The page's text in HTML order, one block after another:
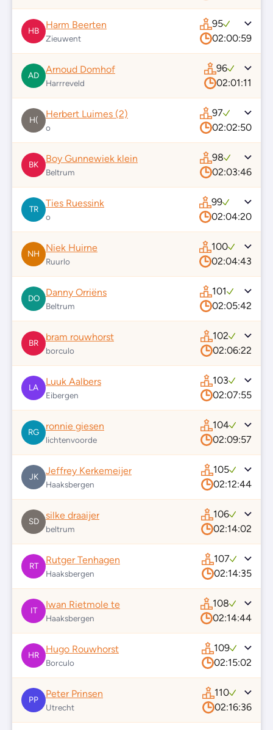
HB
Harm Beerten
Zieuwent
95
02:00:59
AD
Arnoud Domhof
Harrreveld
96
02:01:11
H(
Herbert Luimes (2)
o
97
02:02:50
BK
Boy Gunnewiek klein
Beltrum
98
02:03:46
TR
Ties Ruessink
o
99
02:04:20
NH
Niek Huirne
Ruurlo
100
02:04:43
DO
Danny Orriëns
Beltrum
101
02:05:42
BR
bram rouwhorst
borculo
102
02:06:22
LA
Luuk Aalbers
Eibergen
103
02:07:55
RG
ronnie giesen
lichtenvoorde
104
02:09:57
JK
Jeffrey Kerkemeijer
Haaksbergen
105
02:12:44
SD
silke draaijer
beltrum
106
02:14:02
RT
Rutger Tenhagen
Haaksbergen
107
02:14:35
IT
Iwan Rietmole te
Haaksbergen
108
02:14:44
HR
Hugo Rouwhorst
Borculo
109
02:15:02
PP
Peter Prinsen
Utrecht
110
02:16:36